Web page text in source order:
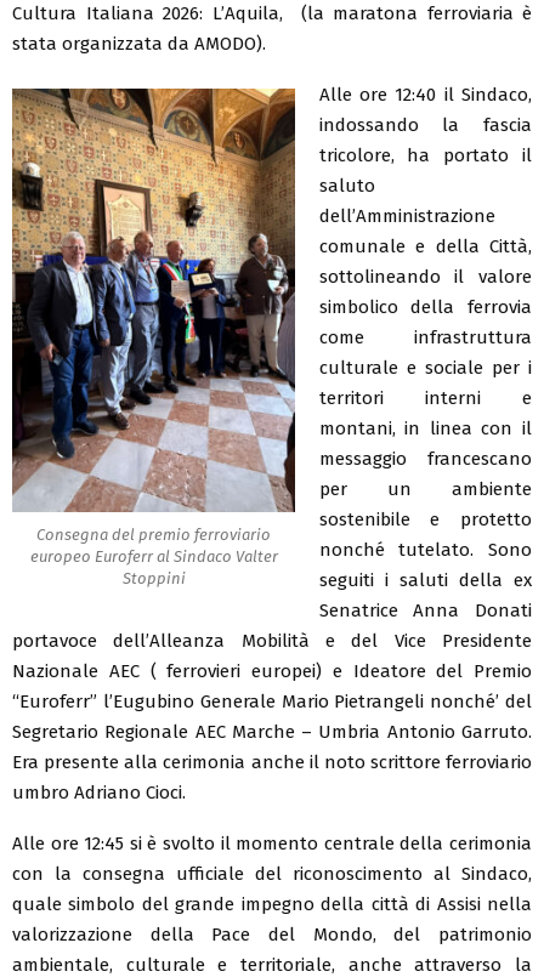
Cultura Italiana 2026: L’Aquila, (la maratona ferroviaria è
stata organizzata da AMODO).
Consegna del premio ferroviario
europeo Euroferr al Sindaco Valter
Stoppini
Alle ore 12:40 il Sindaco,
indossando la fascia
tricolore, ha portato il
saluto
dell’Amministrazione
comunale e della Città,
sottolineando il valore
simbolico della ferrovia
come infrastruttura
culturale e sociale per i
territori interni e
montani, in linea con il
messaggio francescano
per un ambiente
sostenibile e protetto
nonché tutelato. Sono
seguiti i saluti della ex
Senatrice Anna Donati
portavoce dell’Alleanza Mobilità e del Vice Presidente
Nazionale AEC ( ferrovieri europei) e Ideatore del Premio
“Euroferr” l’Eugubino Generale Mario Pietrangeli nonché’ del
Segretario Regionale AEC Marche – Umbria Antonio Garruto.
Era presente alla cerimonia anche il noto scrittore ferroviario
umbro Adriano Cioci.
Alle ore 12:45 si è svolto il momento centrale della cerimonia
con la consegna ufficiale del riconoscimento al Sindaco,
quale simbolo del grande impegno della città di Assisi nella
valorizzazione della Pace del Mondo, del patrimonio
ambientale, culturale e territoriale, anche attraverso la